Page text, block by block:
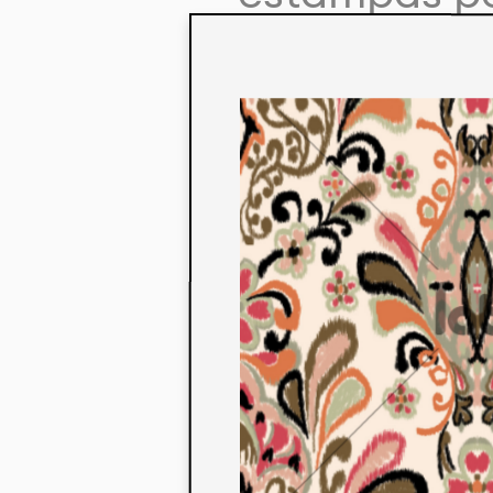
aos seus
linha de
mercados.
ecológicos
acabados
digital.